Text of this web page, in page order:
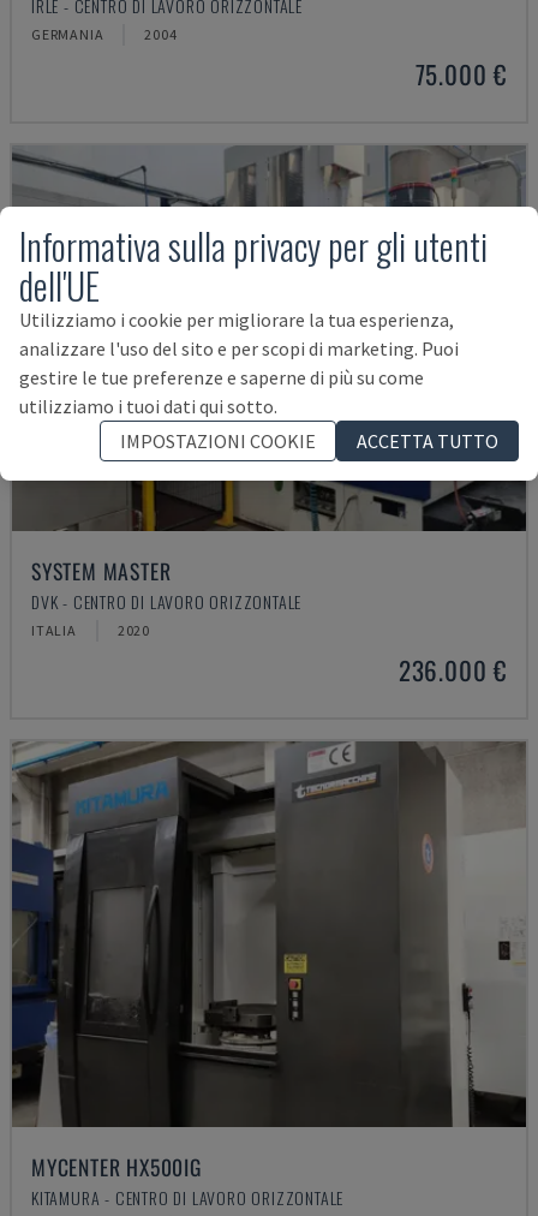
IRLE - CENTRO DI LAVORO ORIZZONTALE
GERMANIA 2004
75.000 €
SYSTEM MASTER
DVK - CENTRO DI LAVORO ORIZZONTALE
ITALIA 2020
236.000 €
MYCENTER HX500IG
KITAMURA - CENTRO DI LAVORO ORIZZONTALE
Informativa sulla privacy per gli utenti
dell'UE
Utilizziamo i cookie per migliorare la tua esperienza,
analizzare l'uso del sito e per scopi di marketing. Puoi
gestire le tue preferenze e saperne di più su come
utilizziamo i tuoi dati qui sotto.
IMPOSTAZIONI COOKIE
ACCETTA TUTTO